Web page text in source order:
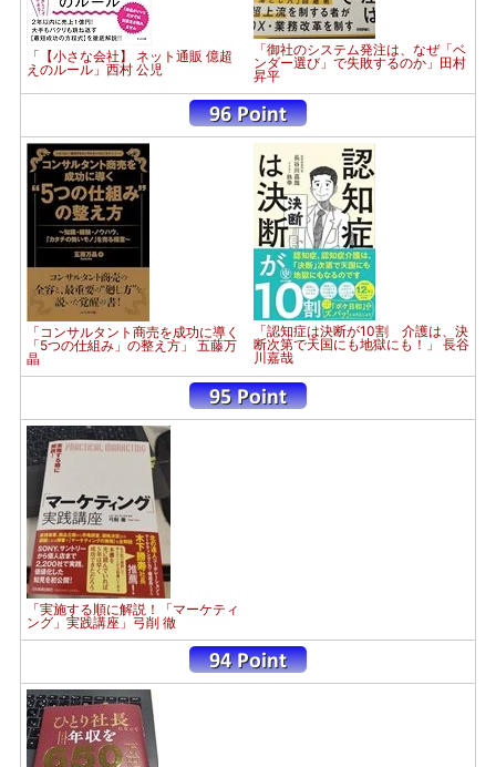
「【小さな会社】 ネット通販 億超
えのルール」西村 公児
「御社のシステム発注は、なぜ「ベ
ンダー選び」で失敗するのか」田村
昇平
「コンサルタント商売を成功に導く
「5つの仕組み」の整え方」 五藤万
晶
「認知症は決断が10割 介護は、決
断次第で天国にも地獄にも！」 長谷
川嘉哉
「実施する順に解説！「マーケティ
ング」実践講座」弓削 徹